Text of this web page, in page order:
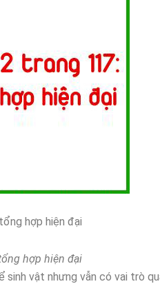
hợp hiện đại
hợp hiện đại
vật nhưng vẫn có vai trò